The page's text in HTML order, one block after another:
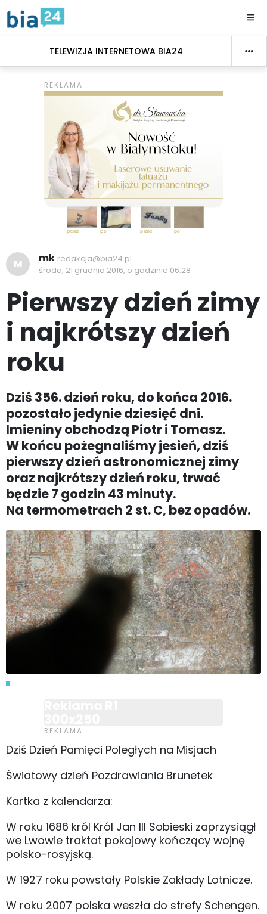
TELEWIZJA INTERNETOWA BIA24
M mk redakcja@bia24.pl
środa, 21 grudnia 2016, o godzinie 06:28
Pierwszy dzień zimy
i najkrótszy dzień
roku
Dziś 356. dzień roku, do końca 2016.
pozostało jedynie dziesięć dni.
Imieniny obchodzą Piotr i Tomasz.
W końcu pożegnaliśmy jesień, dziś
pierwszy dzień astronomicznej zimy
oraz najkrótszy dzień roku, trwać
będzie 7 godzin 43 minuty.
Na termometrach 2 st. C, bez opadów.
Dziś Dzień Pamięci Poległych na Misjach
Światowy dzień Pozdrawiania Brunetek
Kartka z kalendarza:
W roku 1686 król Król Jan III Sobieski zaprzysiągł
we Lwowie traktat pokojowy kończący wojnę
polsko-rosyjską.
W 1927 roku powstały Polskie Zakłady Lotnicze.
W roku 2007 polska weszła do strefy Schengen.